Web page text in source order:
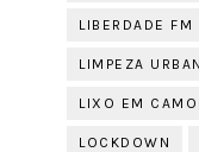
LIBERDADE
LIMPEZA
LIXO EM
LOCKDOWN